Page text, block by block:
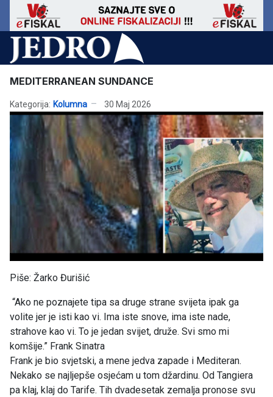
MEDITERRANEAN SUNDANCE
Kategorija: Kolumna 30 Maj 2026
Piše: Žarko Đurišić
“Ako ne poznajete tipa sa druge strane svijeta ipak ga
volite jer je isti kao vi. Ima iste snove, ima iste nade,
strahove kao vi. To je jedan svijet, druže. Svi smo mi
komšije.” Frank Sinatra
Frank je bio svjetski, a mene jedva zapade i Mediteran.
Nekako se najljepše osjećam u tom džardinu. Od Tangiera
pa klaj, klaj do Tarife. Tih dvadesetak zemalja pronose svu